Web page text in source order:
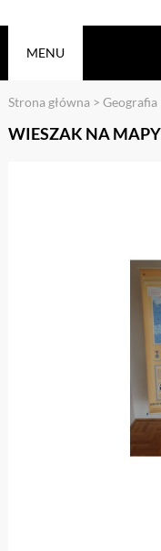
MENU
Strona główna > Geografia
WIESZAK NA